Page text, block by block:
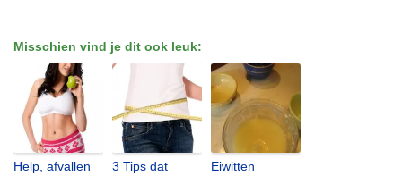
Misschien vind je dit ook leuk:
Help, afvallen
3 Tips dat
Eiwitten